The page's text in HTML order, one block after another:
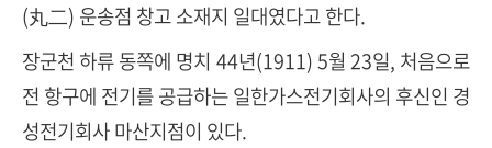
(丸二) 운송점 창고 소재지 일대였다고 한다.
장군천 하류 동쪽에 명치 44년(1911) 5월 23일, 처음으로
전 항구에 전기를 공급하는 일한가스전기회사의 후신인 경
성전기회사 마산지점이 있다.